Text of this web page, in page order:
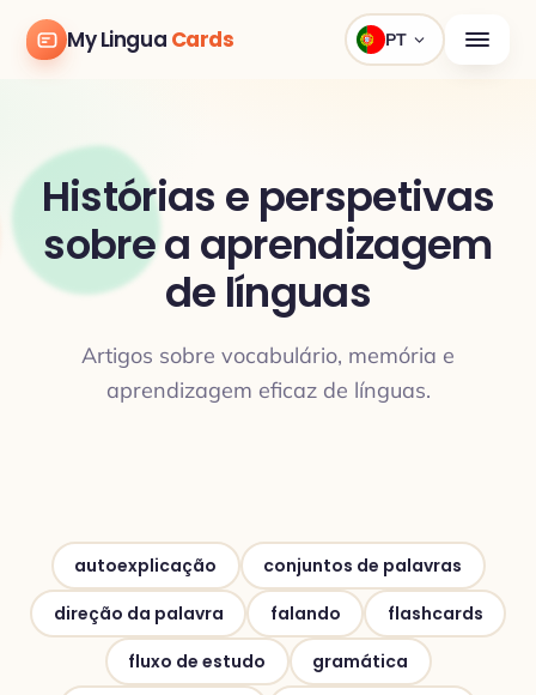
My Lingua Cards PT
Histórias e perspetivas
sobre a aprendizagem
de línguas
Artigos sobre vocabulário, memória e
aprendizagem eficaz de línguas.
autoexplicação
conjuntos de palavras
direção da palavra
falando
flashcards
fluxo de estudo
gramática